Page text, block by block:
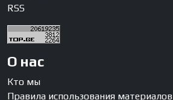
RSS
О нас
Кто мы
Правила использования материалов